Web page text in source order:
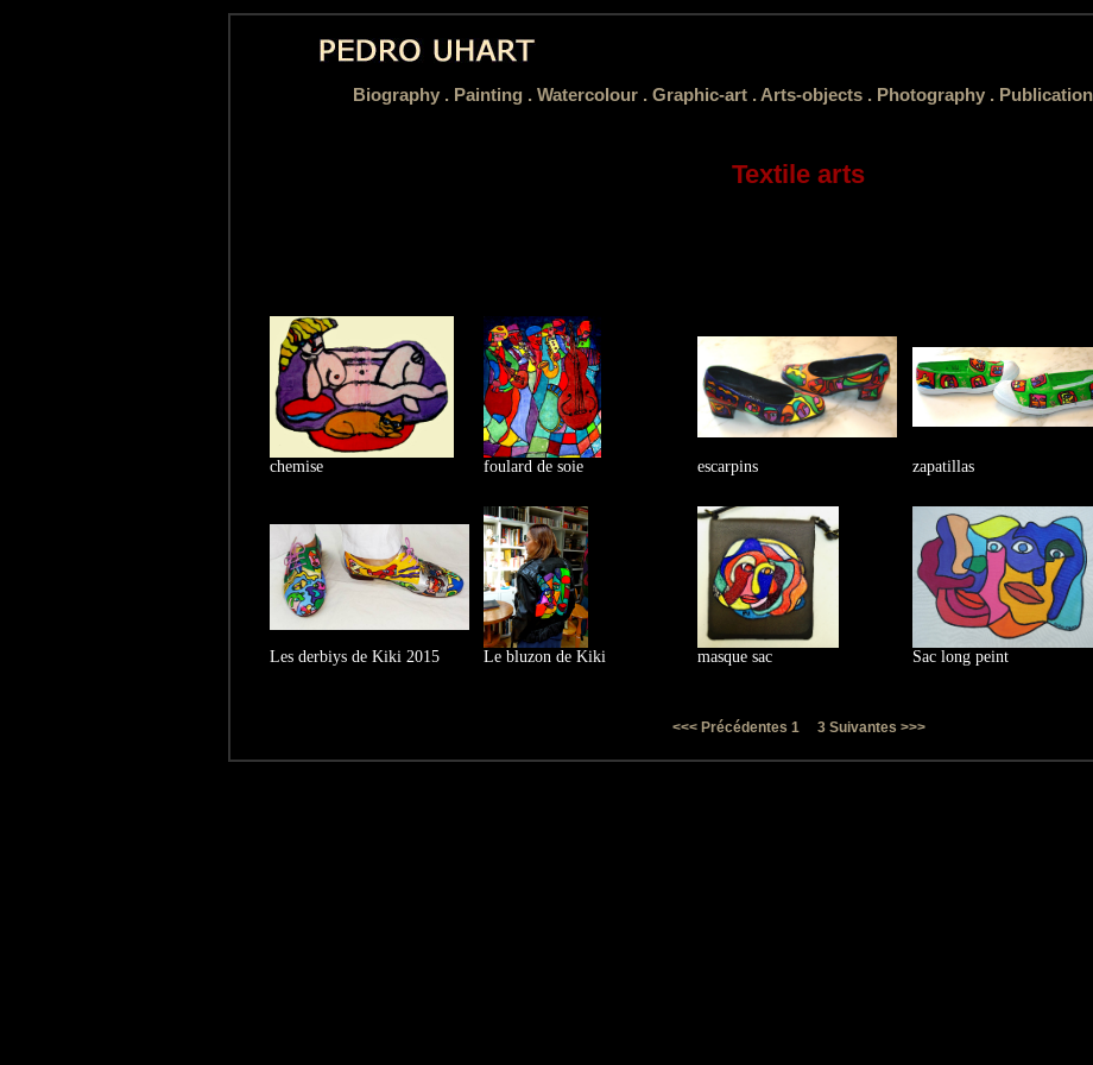
Biography . Painting . Watercolour . Graphic-art . Arts-objects . Photography .
Textile arts
chemise foulard de soie escarpins zapatillas
Les derbiys de Kiki 2015 Le bluzon de Kiki masque sac Sac long peint
<<< Précédentes 1 3 Suivantes >>>